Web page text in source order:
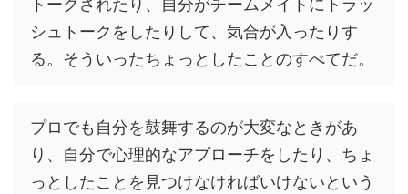
トークされたり、自分がチームメイトにトラッ
シュトークをしたりして、気合が入ったりす
る。そういったちょっとしたことのすべてだ。
プロでも自分を鼓舞するのが大変なときがあ
り、自分で心理的なアプローチをしたり、ちょ
っとしたことを見つけなければいけないという